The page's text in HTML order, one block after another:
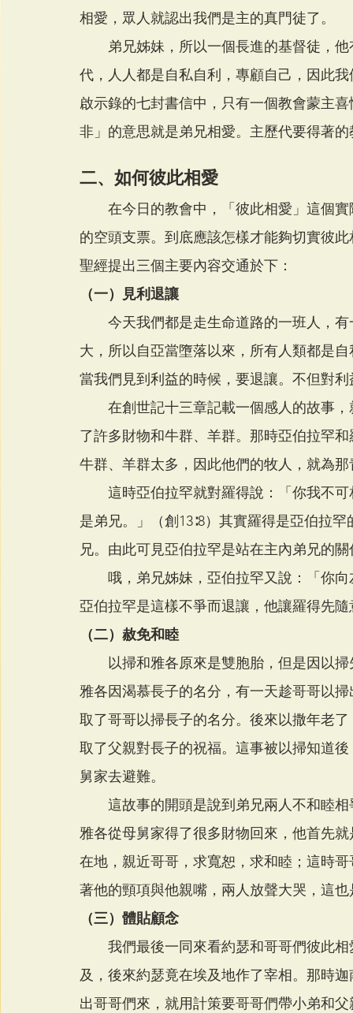
相愛，眾人就認出我們是主的真門徒了。
弟兄姊妹，所以一個長進的基督徒，他
代，人人都是自私自利，專顧自己，因此
啟示錄的七封書信中，只有一個教會蒙主
非」的意思就是弟兄相愛。主歷代要得著
二、如何彼此相愛
在今日的教會中，「彼此相愛」這個實
的空頭支票。到底應該怎樣才能夠切實彼
聖經提出三個主要內容交通於下：
（一）見利退讓
今天我們都是走生命道路的一班人，有
大，所以自亞當墮落以來，所有人類都是
當我們見到利益的時候，要退讓。不但對
在創世記十三章記載一個感人的故事，
了許多財物和牛群、羊群。那時亞伯拉罕
牛群、羊群太多，因此他們的牧人，就為
這時亞伯拉罕就對羅得說：「你我不可
是弟兄。」（創13∶8）其實羅得是亞伯拉
兄。由此可見亞伯拉罕是站在主內弟兄的
哦，弟兄姊妹，亞伯拉罕又說：「你向
亞伯拉罕是這樣不爭而退讓，他讓羅得先
（二）赦免和睦
以掃和雅各原來是雙胞胎，但是因以掃
雅各因渴慕長子的名分，有一天趁哥哥以
取了哥哥以掃長子的名分。後來以撒年老
取了父親對長子的祝福。這事被以掃知道
舅家去避難。
這故事的開頭是說到弟兄兩人不和睦相
雅各從母舅家得了很多財物回來，他首先
在地，親近哥哥，求寬恕，求和睦；這時
著他的頸項與他親嘴，兩人放聲大哭，這
（三）體貼顧念
我們最後一同來看約瑟和哥哥們彼此相
及，後來約瑟竟在埃及地作了宰相。那時
出哥哥們來，就用計策要哥哥們帶小弟和